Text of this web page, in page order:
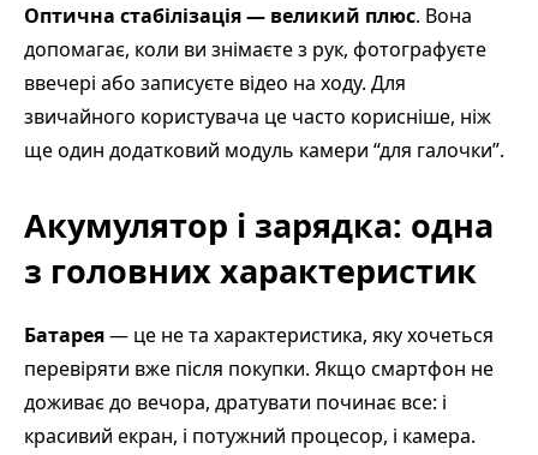
Оптична стабілізація — великий плюс. Вона
допомагає, коли ви знімаєте з рук, фотографуєте
ввечері або записуєте відео на ходу. Для
звичайного користувача це часто корисніше, ніж
ще один додатковий модуль камери “для галочки”.
Акумулятор і зарядка: одна
з головних характеристик
Батарея— це не та характеристика, яку хочеться
перевіряти вже після покупки. Якщо смартфон не
доживає до вечора, дратувати починає все: і
красивий екран, і потужний процесор, і камера.